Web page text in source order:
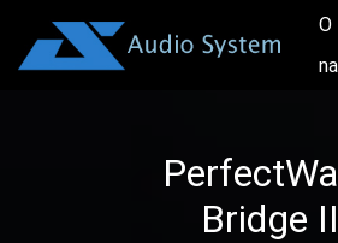
O
Bridge II